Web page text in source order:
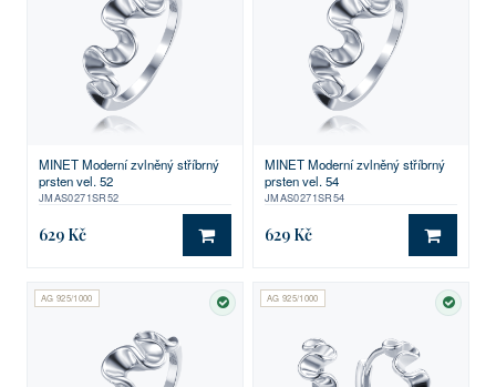
MINET Moderní zvlněný stříbrný
prsten vel. 52
JMAS0271SR52
629 Kč DO KOŠÍKU
MINET Moderní zvlněný stříbrný
prsten vel. 54
JMAS0271SR54
629 Kč DO
AG 925/1000
SKLADEM
AG 925/1000